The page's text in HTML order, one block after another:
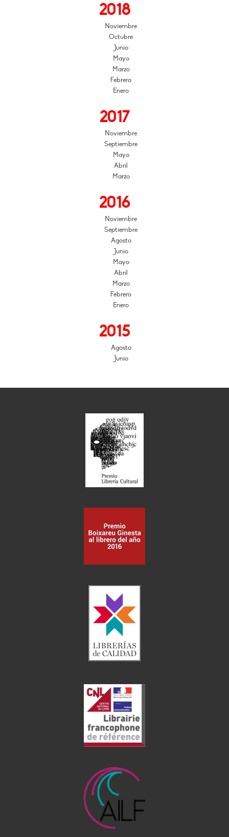
2018
Noviembre
Octubre
Junio
Mayo
Marzo
Febrero
Enero
2017
Noviembre
Septiembre
Mayo
Abril
Marzo
2016
Noviembre
Septiembre
Agosto
Junio
Mayo
Abril
Marzo
Febrero
Enero
2015
Agosto
Junio